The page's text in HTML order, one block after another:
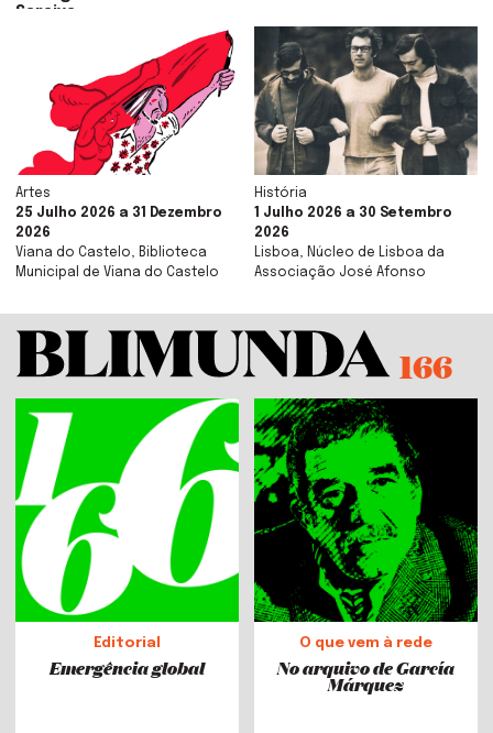
Saraiva
Artes
25 Julho 2026 a 31 Dezembro
2026
Viana do Castelo, Biblioteca
Municipal de Viana do Castelo
História
1 Julho 2026 a 30 Setembro
2026
Lisboa, Núcleo de Lisboa da
Associação José Afonso
166
Editorial
Emergência global
O que vem à rede
No arquivo de García
Márquez